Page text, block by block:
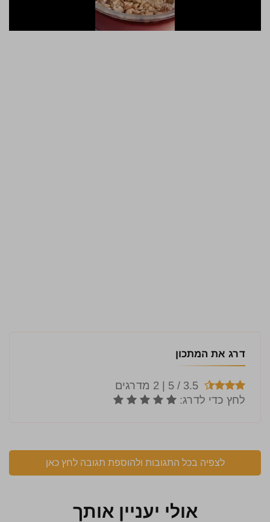
דרג את המתכון
לצפיה בכל התגובות ולהוספת תגובה לחץ כאן
אולי יעניין אותך